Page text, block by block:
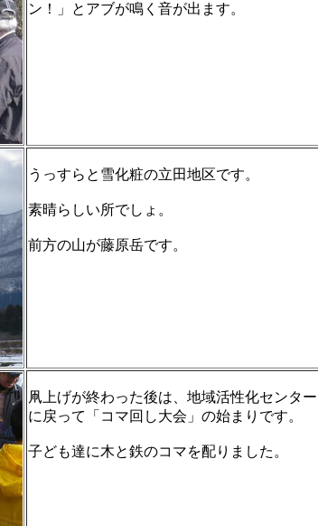
ン！」とアブが鳴く音が出ます。
うっすらと雪化粧の立田地区です。
素晴らしい所でしょ。
前方の山が藤原岳です。
凧上げが終わった後は、地域活性化センター
に戻って「コマ回し大会」の始まりです。
子ども達に木と鉄のコマを配りました。